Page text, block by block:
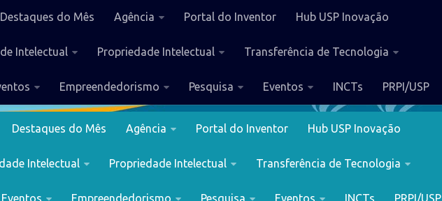
Destaques do Mês Agência Portal do Inventor Hub USP Inovação
Intelectual Propriedade Intelectual Transferência de Tecnologia
Empreendedorismo Pesquisa Eventos INCTs PRPI/USP
Destaques do Mês Agência Portal do Inventor Hub USP Inovação
Intelectual Propriedade Intelectual Transferência de Tecnologia
Eventos Empreendedorismo Pesquisa Eventos INCTs PRPI/USP